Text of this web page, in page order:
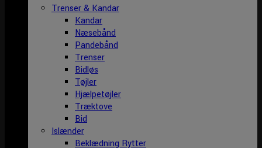
Trenser & Kandar
Kandar
Næsebånd
Pandebånd
Trenser
Bidløs
Tøjler
Hjælpetøjler
Træktove
Bid
Islænder
Beklædning Rytter